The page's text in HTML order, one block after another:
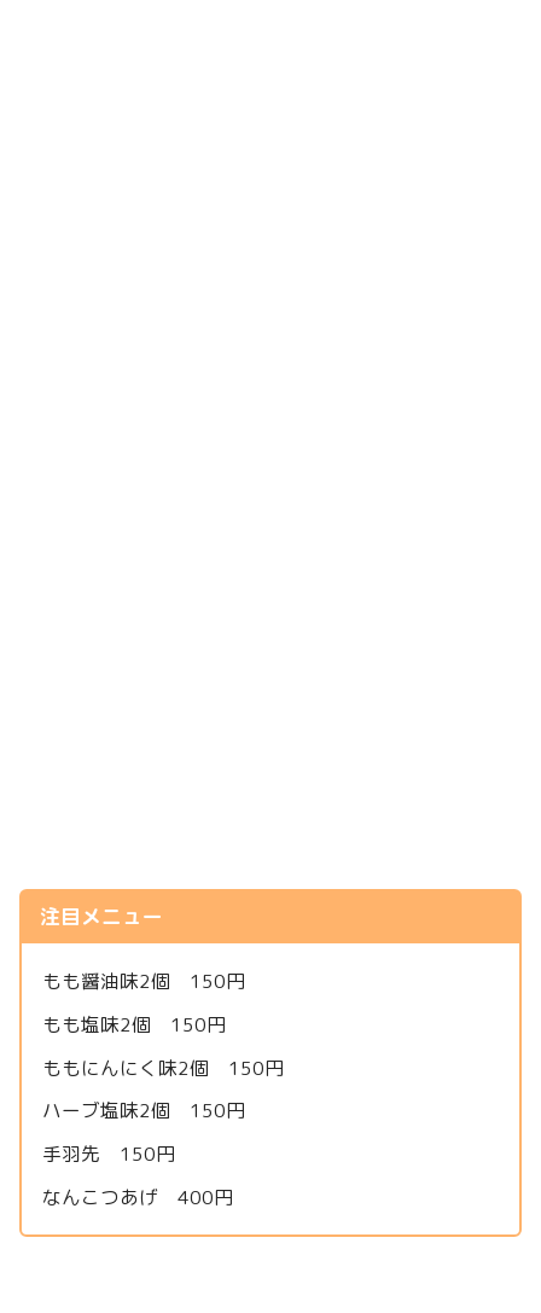
注目メニュー
もも醤油味2個 150円
もも塩味2個 150円
ももにんにく味2個 150円
ハーブ塩味2個 150円
手羽先 150円
なんこつあげ 400円